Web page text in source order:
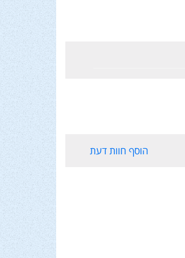
הוסף חוות דעת